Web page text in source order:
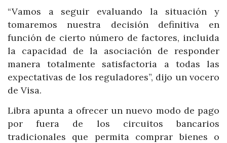
“Vamos a seguir evaluando la situación y
tomaremos nuestra decisión definitiva en
función de cierto número de factores, incluida
la capacidad de la asociación de responder
manera totalmente satisfactoria a todas las
expectativas de los reguladores”, dijo un vocero
de Visa.
Libra apunta a ofrecer un nuevo modo de pago
por fuera de los circuitos bancarios
tradicionales que permita comprar bienes o